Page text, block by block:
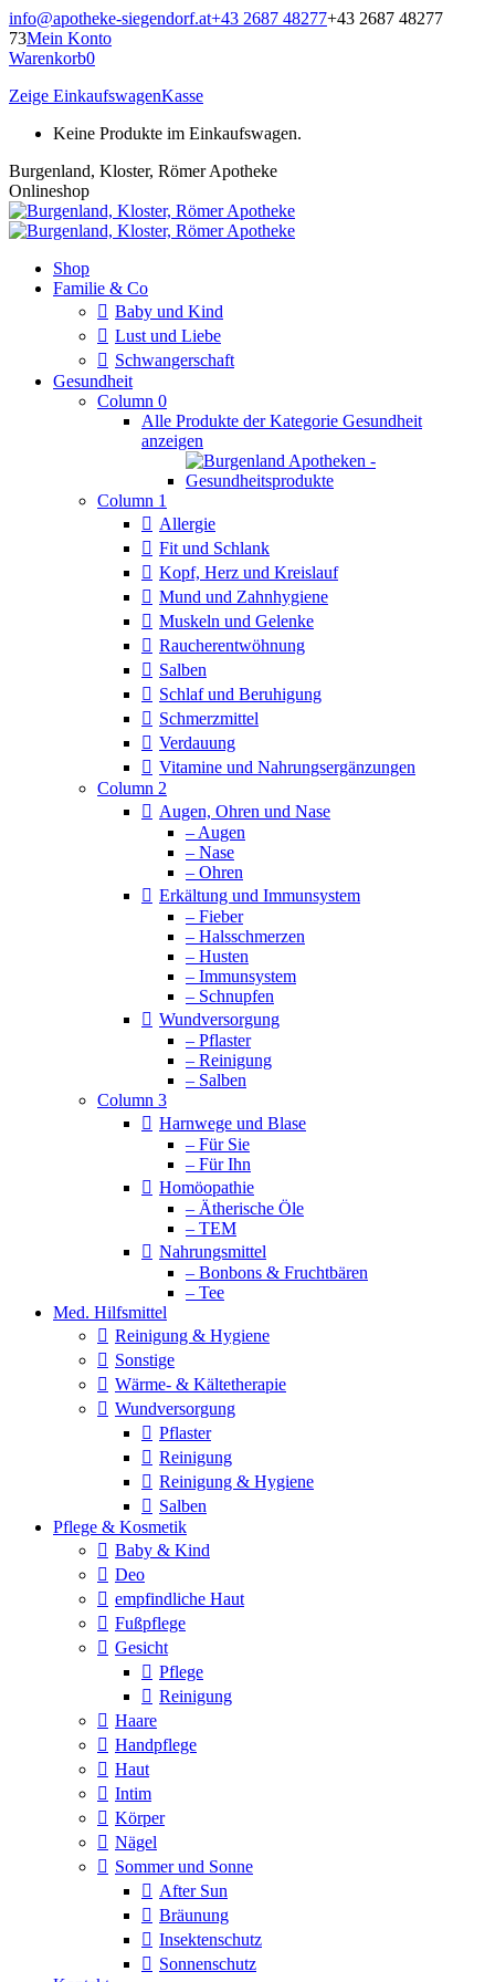
Zum
Inhalt
springen
info@apotheke-siegendorf.at+43 2687 48277+43 2687 48277
73Mein Konto
Warenkorb0
Zeige EinkaufswagenKasse
Keine Produkte im Einkaufswagen.
Burgenland, Kloster, Römer Apotheke
Onlineshop
Shop
Familie & Co
Baby und Kind
Lust und Liebe
Schwangerschaft
Gesundheit
Column 0
Alle Produkte der Kategorie Gesundheit
anzeigen
Column 1
Allergie
Fit und Schlank
Kopf, Herz und Kreislauf
Mund und Zahnhygiene
Muskeln und Gelenke
Raucherentwöhnung
Salben
Schlaf und Beruhigung
Schmerzmittel
Verdauung
Vitamine und Nahrungsergänzungen
Column 2
Augen, Ohren und Nase
– Augen
– Nase
– Ohren
Erkältung und Immunsystem
– Fieber
– Halsschmerzen
– Husten
– Immunsystem
– Schnupfen
Wundversorgung
– Pflaster
– Reinigung
– Salben
Column 3
Harnwege und Blase
– Für Sie
– Für Ihn
Homöopathie
– Ätherische Öle
– TEM
Nahrungsmittel
– Bonbons & Fruchtbären
– Tee
Med. Hilfsmittel
Reinigung & Hygiene
Sonstige
Wärme- & Kältetherapie
Wundversorgung
Pflaster
Reinigung
Reinigung & Hygiene
Salben
Pflege & Kosmetik
Baby & Kind
Deo
empfindliche Haut
Fußpflege
Gesicht
Pflege
Reinigung
Haare
Handpflege
Haut
Intim
Körper
Nägel
Sommer und Sonne
After Sun
Bräunung
Insektenschutz
Sonnenschutz